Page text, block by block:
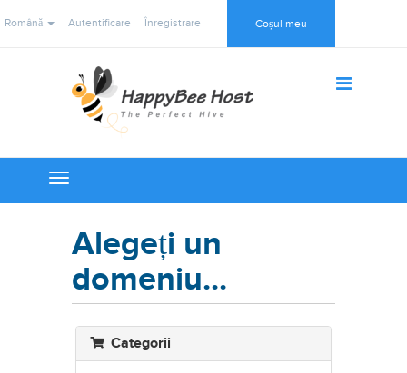
Română Autentificare Înregistrare Coșul meu
Toggle
navigation
Alegeți un
domeniu...
Categorii